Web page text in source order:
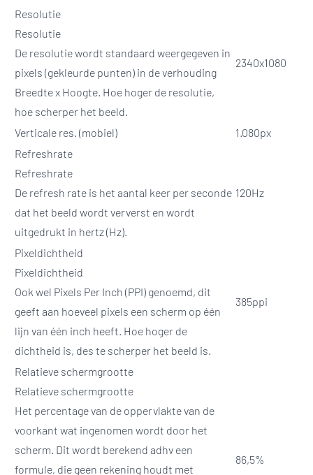
Resolutie
Resolutie
De resolutie wordt standaard weergegeven in
pixels (gekleurde punten) in de verhouding
Breedte x Hoogte. Hoe hoger de resolutie,
hoe scherper het beeld.
2340x1080
Verticale res. (mobiel)
1.080px
Refreshrate
Refreshrate
De refresh rate is het aantal keer per seconde
dat het beeld wordt ververst en wordt
uitgedrukt in hertz (Hz).
120Hz
Pixeldichtheid
Pixeldichtheid
Ook wel Pixels Per Inch (PPI) genoemd, dit
geeft aan hoeveel pixels een scherm op één
lijn van één inch heeft. Hoe hoger de
dichtheid is, des te scherper het beeld is.
385ppi
Relatieve schermgrootte
Relatieve schermgrootte
Het percentage van de oppervlakte van de
voorkant wat ingenomen wordt door het
scherm. Dit wordt berekend adhv een
formule, die geen rekening houdt met
86,5%